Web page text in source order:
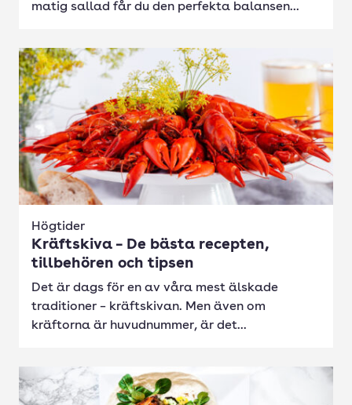
matig sallad får du den perfekta balansen...
Högtider
Kräftskiva – De bästa recepten,
tillbehören och tipsen
Det är dags för en av våra mest älskade
traditioner – kräftskivan. Men även om
kräftorna är huvudnummer, är det...